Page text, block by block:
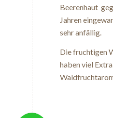
Beerenhaut
Jahren
sehr anfällig.
Die fruchtigen
haben viel